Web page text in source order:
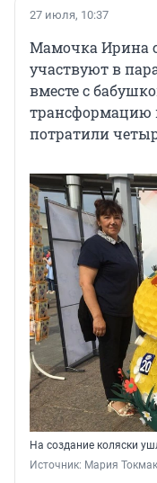
27 июля, 10:37
Мамочка Ирина
участвуют в
вместе с
потратили
На создание коляски
Источник: Мария